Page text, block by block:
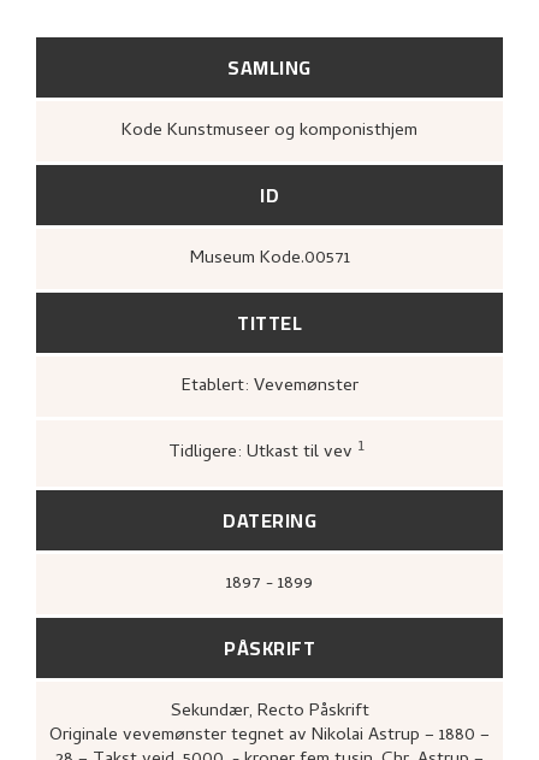
SAMLING
Kode Kunstmuseer og komponisthjem
ID
Museum Kode.00571
TITTEL
Etablert: Vevemønster
Tidligere: Utkast til vev 1
1880–1928. Maleri, tegning, grafikk(Bergen:
A/S John Griegs Boktrykkeri, Bergens
kunstforening, 1980),
DATERING
1897 - 1899
PÅSKRIFT
Sekundær, Recto Påskrift
Originale vevemønster tegnet av Nikolai Astrup – 1880 –